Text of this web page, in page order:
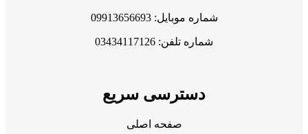
شماره موبایل: 09913656693
شماره تلفن: 03434117126
دسترسی سریع
صفحه اصلی